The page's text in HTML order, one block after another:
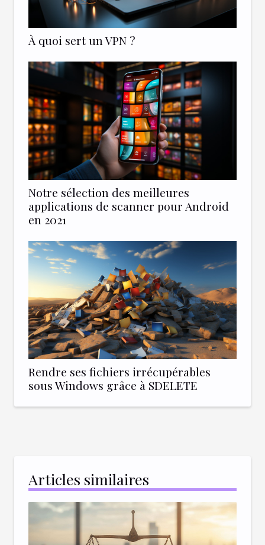
À quoi sert un VPN ?
Notre sélection des meilleures
applications de scanner pour Android
en 2021
Rendre ses fichiers irrécupérables
sous Windows grâce à SDELETE
Articles similaires